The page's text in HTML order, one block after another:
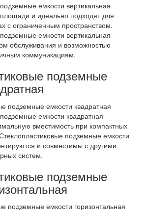
емкости вертикальная
и идеально подходят для
с ограниченным пространством.
емкости вертикальная
обслуживания и возможностью
коммуникациям.
подземные
емкости квадратная
вместимость при компактных
подземные емкости
и совместимы с другими
систем.
подземные